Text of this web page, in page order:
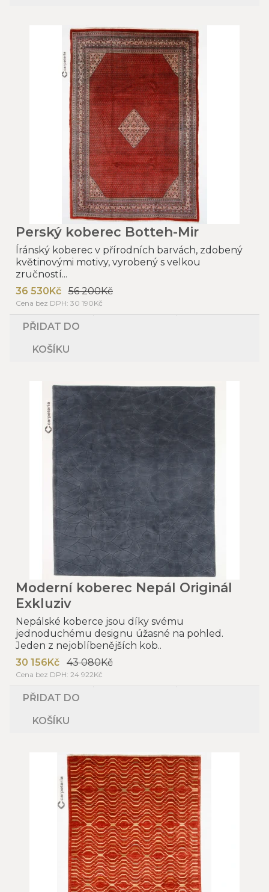
Perský koberec Botteh-Mir
Íránský koberec v přírodních barvách, zdobený
květinovými motivy, vyrobený s velkou
zručností...
36 530Kč
56 200Kč
Cena bez DPH: 30 190Kč
PŘIDAT DO
KOŠÍKU
Moderní koberec Nepál Originál
Exkluziv
Nepálské koberce jsou díky svému
jednoduchému designu úžasné na pohled.
Jeden z nejoblíbenějších kob..
30 156Kč
43 080Kč
Cena bez DPH: 24 922Kč
PŘIDAT DO
KOŠÍKU